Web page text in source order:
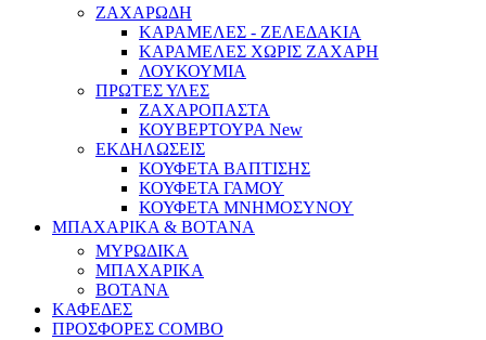
ΖΑΧΑΡΩΔΗ
ΚΑΡΑΜΕΛΕΣ - ΖΕΛΕΔΑΚΙΑ
ΚΑΡΑΜΕΛΕΣ ΧΩΡΙΣ ΖΑΧΑΡΗ
ΛΟΥΚΟΥΜΙΑ
ΠΡΩΤΕΣ ΥΛΕΣ
ΖΑΧΑΡΟΠΑΣΤΑ
ΚΟΥΒΕΡΤΟΥΡΑNew
ΕΚΔΗΛΩΣΕΙΣ
ΚΟΥΦΕΤΑ ΒΑΠΤΙΣΗΣ
ΚΟΥΦΕΤΑ ΓΑΜΟΥ
ΚΟΥΦΕΤΑ ΜΝΗΜΟΣΥΝΟΥ
ΜΠΑΧΑΡΙΚΑ & ΒΟΤΑΝΑ
ΜΥΡΩΔΙΚΑ
ΜΠΑΧΑΡΙΚΑ
ΒΟΤΑΝΑ
ΚΑΦΕΔΕΣ
ΠΡΟΣΦΟΡΕΣ COMBO